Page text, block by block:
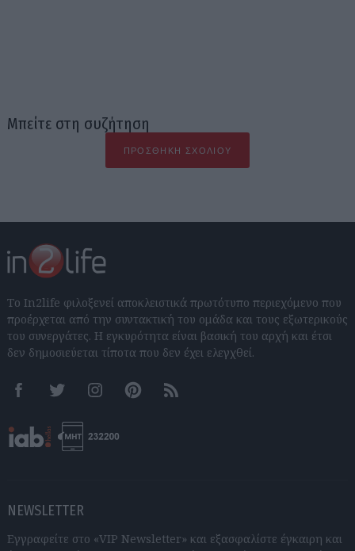
Μπείτε στη συζήτηση
ΠΡΟΣΘΉΚΗ ΣΧΟΛΊΟΥ
Το In2life φιλοξενεί αποκλειστικά πρωτότυπο περιεχόμενο που
προέρχεται από την συντακτική του ομάδα και τους εξωτερικούς
του συνεργάτες. Η εγκυρότητα είναι βασική του αρχή και έτσι
δεν δημοσιεύεται τίποτα που δεν έχει ελεγχθεί.
FacebookTwitter InstagramPinterestRSS feeds
NEWSLETTER
Εγγραφείτε στο «VIP Newsletter» και εξασφαλίστε έγκαιρη και